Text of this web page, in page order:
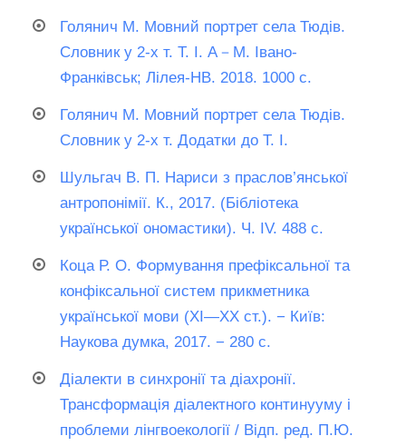
Голянич М. Мовний портрет села Тюдів.
Словник у 2-х т. Т. I. А－М. Івано-
Франківськ; Лілея-НВ. 2018. 1000 с.
Голянич М. Мовний портрет села Тюдів.
Словник у 2-х т. Додатки до Т. I.
Шульгач В. П. Нариси з праслов’янської
антропонімії. К., 2017. (Бібліотека
української ономастики). Ч. ІV. 488 с.
Коца Р. О. Формування префіксальної та
конфіксальної систем прикметника
української мови (ХІ—ХХ ст.). − Київ:
Наукова думка, 2017. − 280 с.
Діалекти в синхронії та діахронії.
Трансформація діалектного континууму і
проблеми лінгвоекології / Відп. ред. П.Ю.